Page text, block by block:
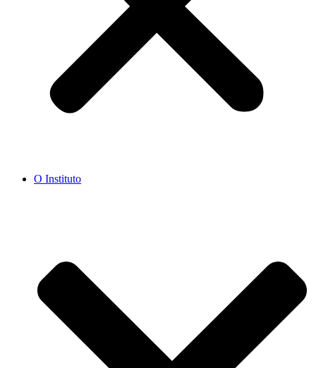
O Instituto